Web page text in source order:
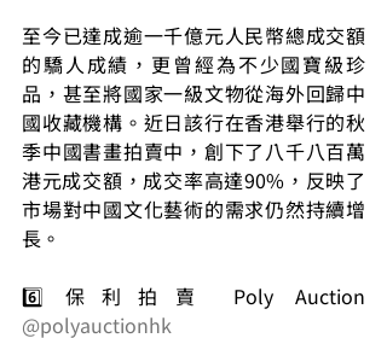
至今已達成逾一千億元人民幣總成交額
的驕人成績，更曾經為不少國寶級珍
品，甚至將國家一級文物從海外回歸中
國收藏機構。近日該行在香港舉行的秋
季中國書畫拍賣中，創下了八千八百萬
港元成交額，成交率高達90%，反映了
市場對中國文化藝術的需求仍然持續增
長。
@polyauctionhk